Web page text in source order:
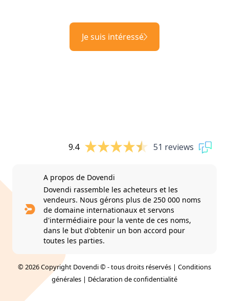
Je suis intéressé
9.4 51 reviews
A propos de Dovendi
Dovendi rassemble les acheteurs et les
vendeurs. Nous gérons plus de 250 000 noms
de domaine internationaux et servons
d'intermédiaire pour la vente de ces noms,
dans le but d'obtenir un bon accord pour
toutes les parties.
© 2026 Copyright Dovendi © - tous droits réservés | Conditions
générales | Déclaration de confidentialité